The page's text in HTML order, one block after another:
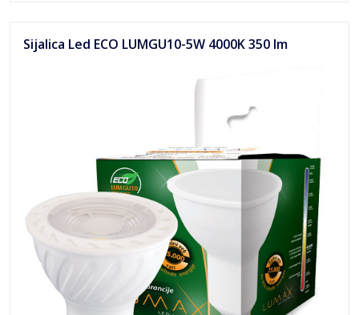
Sijalica Led ECO LUMGU10-5W 4000K 350 lm